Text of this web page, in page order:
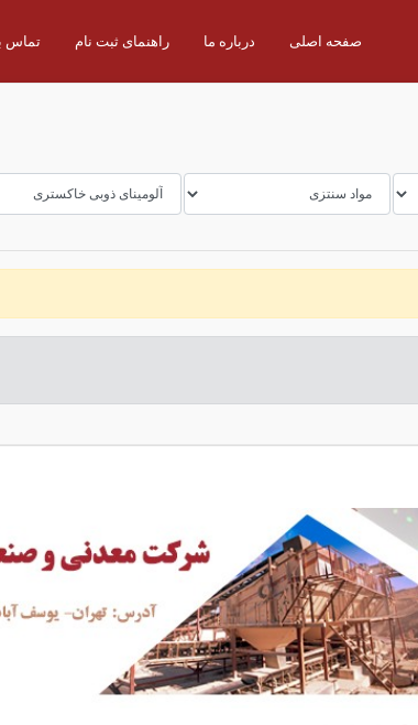
صفحه اصلی درباره ما راهنمای ثبت نام تماس